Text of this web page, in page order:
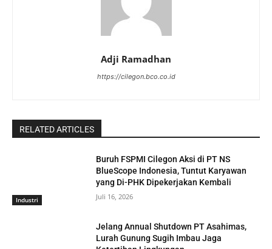
Adji Ramadhan
https://cilegon.bco.co.id
RELATED ARTICLES
Industri
Buruh FSPMI Cilegon Aksi di PT NS
BlueScope Indonesia, Tuntut Karyawan
yang Di-PHK Dipekerjakan Kembali
Juli 16, 2026
Jelang Annual Shutdown PT Asahimas,
Lurah Gunung Sugih Imbau Jaga